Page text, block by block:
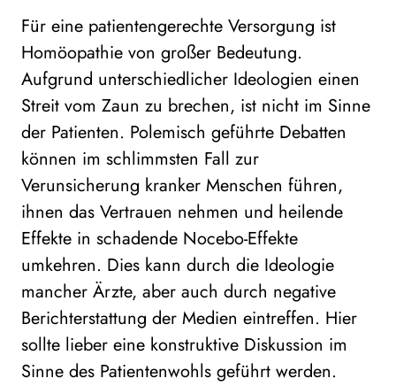
Für eine patientengerechte Versorgung ist
Homöopathie von großer Bedeutung.
Aufgrund unterschiedlicher Ideologien einen
Streit vom Zaun zu brechen, ist nicht im Sinne
der Patienten. Polemisch geführte Debatten
können im schlimmsten Fall zur
Verunsicherung kranker Menschen führen,
ihnen das Vertrauen nehmen und heilende
Effekte in schadende Nocebo-Effekte
umkehren. Dies kann durch die Ideologie
mancher Ärzte, aber auch durch negative
Berichterstattung der Medien eintreffen. Hier
sollte lieber eine konstruktive Diskussion im
Sinne des Patientenwohls geführt werden.